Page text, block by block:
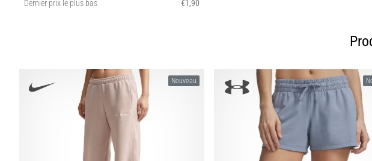
Dernier prix le plus bas €1,90
Nouveau